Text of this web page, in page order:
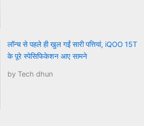
लॉन्च से पहले ही खुल गईं सारी पत्तियां, iQOO 15T
के पूरे स्पेसिफिकेशन आए सामने
by Tech dhun